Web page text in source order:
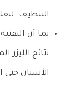
التنظيف
بما أن
نتائج الليزر
الأسنان حتى